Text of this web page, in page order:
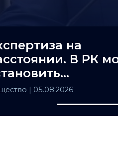
на
В РК
| 05.08.2026